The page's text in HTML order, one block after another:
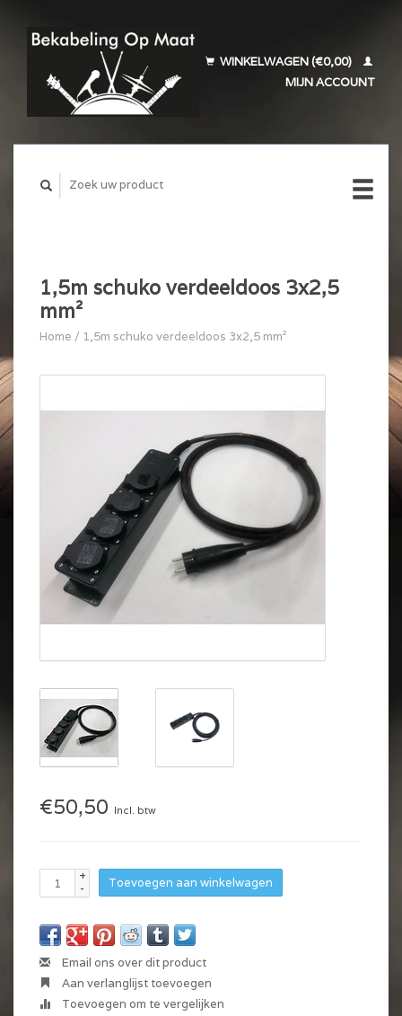
WINKELWAGEN (€0,00)
MIJN ACCOUNT
1,5m schuko verdeeldoos 3x2,5
mm²
Home / 1,5m schuko verdeeldoos 3x2,5 mm²
€50,50 Incl. btw
+
-
Toevoegen aan winkelwagen
Email ons over dit product
Aan verlanglijst toevoegen
Toevoegen om te vergelijken